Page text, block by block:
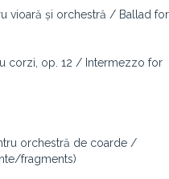
vioară și orchestră / Ballad for
corzi, op. 12 / Intermezzo for
orchestră de coarde /
fragments)